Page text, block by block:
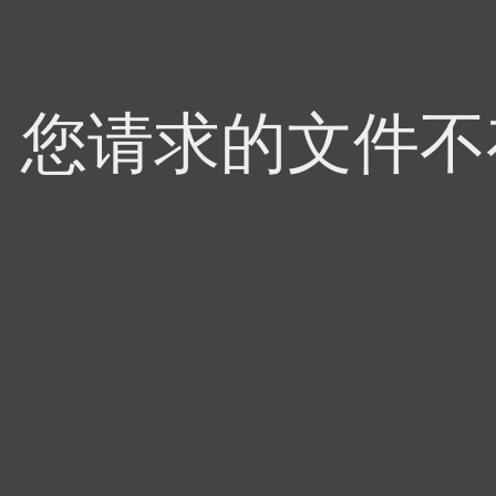
您请求的文件